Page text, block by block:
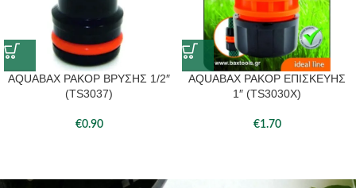
AQUABAX ΡΑΚΟΡ ΒΡΥΣΗΣ 1/2″
(TS3037)
€0.90
AQUABAX ΡΑΚΟΡ ΕΠΙΣΚΕΥΗΣ
1″ (TS3030X)
€1.70